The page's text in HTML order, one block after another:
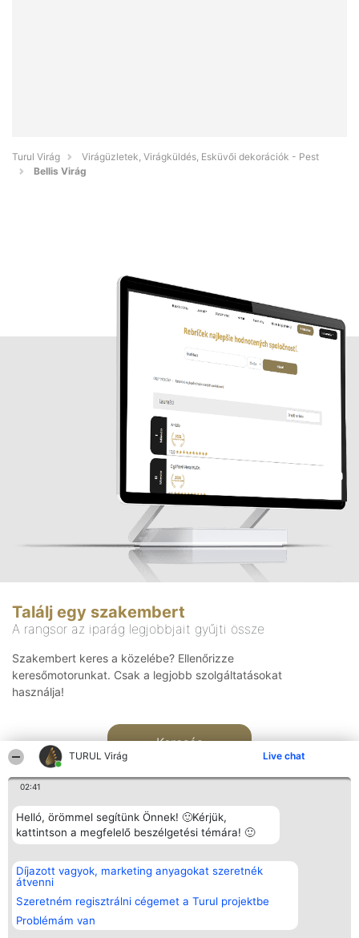
TURUL Virág Live chat
02:41
Helló, örömmel segítünk Önnek! 🙂Kérjük,
kattintson a megfelelő beszélgetési témára! 🙂
Díjazott vagyok, marketing anyagokat szeretnék
átvenni
Szeretném regisztrálni cégemet a Turul projektbe
Problémám van
Turul Virág
Virágüzletek, Virágküldés, Esküvői dekorációk - Pest
Bellis Virág
Találj egy szakembert
A rangsor az iparág legjobbjait gyűjti össze
Szakembert keres a közelébe? Ellenőrizze
keresőmotorunkat. Csak a legjobb szolgáltatásokat
használja!
Keresés
Rangsorszervező
SC Beautiful Company S.R.L.
Bulevardul Aleea Timișul De
Sus Nr. 2, Bl. A30, Sc. A, Et.
4, Ap. 13
Bukarest 53-238
Adószám 36737675
Népszavazás
Nyertesek
listája
Státusz
Elérhetőség
Elérhetőség